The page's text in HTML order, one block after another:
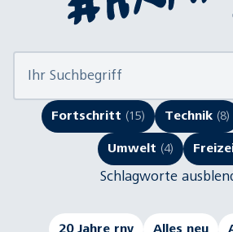
Fortschritt (15) Technik (8)
Umwelt (4)
Schlagworte
20 Jahre rnv Alles neu